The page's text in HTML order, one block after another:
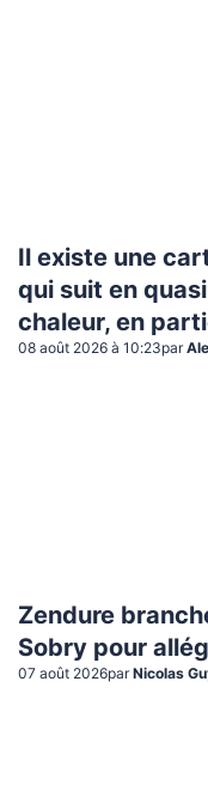
Il existe une
qui suit en
chaleur, en
08 août 2026 à 10:23par
Zendure
Sobry pour
07 août 2026par Nicolas